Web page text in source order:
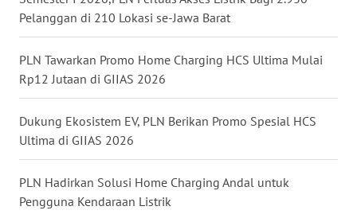
Pelanggan di 210 Lokasi se-Jawa Barat
PLN Tawarkan Promo Home Charging HCS Ultima Mulai
Rp12 Jutaan di GIIAS 2026
Dukung Ekosistem EV, PLN Berikan Promo Spesial HCS
Ultima di GIIAS 2026
PLN Hadirkan Solusi Home Charging Andal untuk
Pengguna Kendaraan Listrik
WN
KALTENG
WN
KALTARA
WN
KALSEL
WN
KALTIM